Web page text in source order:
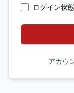
ログイン状
アカウ